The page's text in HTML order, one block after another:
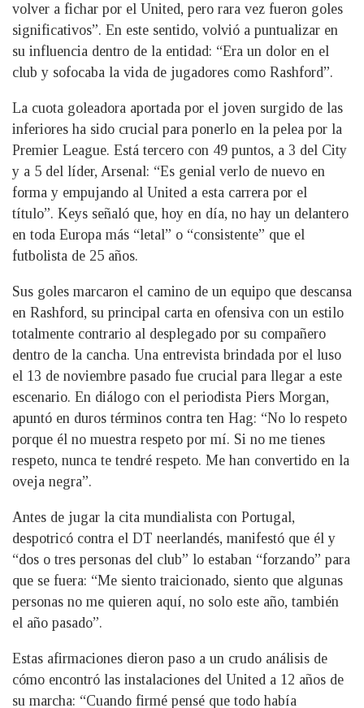
volver a fichar por el United, pero rara vez fueron goles
significativos”. En este sentido, volvió a puntualizar en
su influencia dentro de la entidad: “Era un dolor en el
club y sofocaba la vida de jugadores como Rashford”.
La cuota goleadora aportada por el joven surgido de las
inferiores ha sido crucial para ponerlo en la pelea por la
Premier League. Está tercero con 49 puntos, a 3 del City
y a 5 del líder, Arsenal: “Es genial verlo de nuevo en
forma y empujando al United a esta carrera por el
título”. Keys señaló que, hoy en día, no hay un delantero
en toda Europa más “letal” o “consistente” que el
futbolista de 25 años.
Sus goles marcaron el camino de un equipo que descansa
en Rashford, su principal carta en ofensiva con un estilo
totalmente contrario al desplegado por su compañero
dentro de la cancha. Una entrevista brindada por el luso
el 13 de noviembre pasado fue crucial para llegar a este
escenario. En diálogo con el periodista Piers Morgan,
apuntó en duros términos contra ten Hag: “No lo respeto
porque él no muestra respeto por mí. Si no me tienes
respeto, nunca te tendré respeto. Me han convertido en la
oveja negra”.
Antes de jugar la cita mundialista con Portugal,
despotricó contra el DT neerlandés, manifestó que él y
“dos o tres personas del club” lo estaban “forzando” para
que se fuera: “Me siento traicionado, siento que algunas
personas no me quieren aquí, no solo este año, también
el año pasado”.
Estas afirmaciones dieron paso a un crudo análisis de
cómo encontró las instalaciones del United a 12 años de
su marcha: “Cuando firmé pensé que todo había